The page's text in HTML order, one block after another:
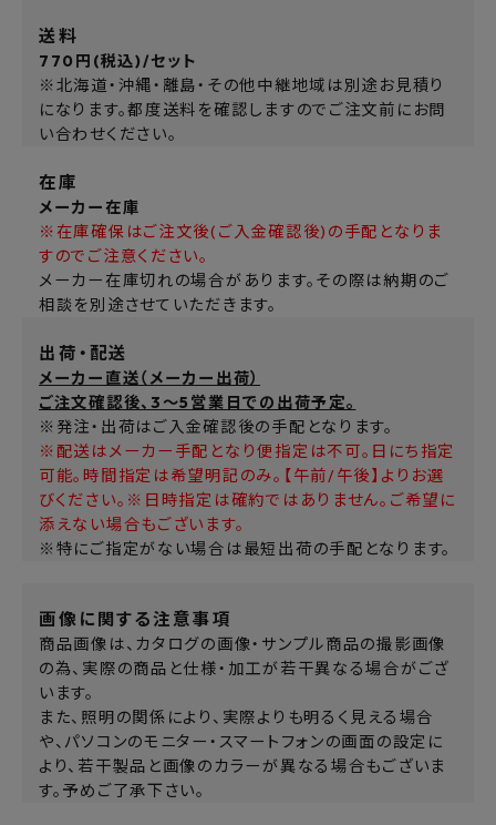
送料
770円(税込)/セット
※北海道・沖縄・離島・その他中継地域は別途お見積り
になります。都度送料を確認しますのでご注文前にお問
い合わせください。
在庫
メーカー在庫
※在庫確保はご注文後(ご入金確認後)の手配となりま
すのでご注意ください。
メーカー在庫切れの場合があります。その際は納期のご
相談を別途させていただきます。
出荷・配送
メーカー直送（メーカー出荷）
ご注文確認後、3～5営業日での出荷予定。
※発注・出荷はご入金確認後の手配となります。
※配送はメーカー手配となり便指定は不可。日にち指定
可能。時間指定は希望明記のみ。【午前/午後】よりお選
びください。※日時指定は確約ではありません。ご希望に
添えない場合もございます。
※特にご指定がない場合は最短出荷の手配となります。
画像に関する注意事項
商品画像は、カタログの画像・サンプル商品の撮影画像
の為、実際の商品と仕様・加工が若干異なる場合がござ
います。
また、照明の関係により、実際よりも明るく見える場合
や、パソコンのモニター・スマートフォンの画面の設定に
より、若干製品と画像のカラーが異なる場合もございま
す。予めご了承下さい。